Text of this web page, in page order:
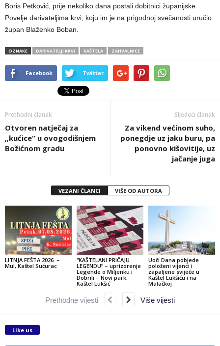
Boris Petković, prije nekoliko dana postali dobitnici županijske
Povelje darivateljima krvi, koju im je na prigodnoj svečanosti uručio
župan Blaženko Boban.
OZNAKE DARIVATELJI KRVI KAŠTELA ZAHVALNICE
Facebook Twitter
Prethodni članak
Otvoren natječaj za
„kućice“ u ovogodišnjem
Božićnom gradu
Sljedeći članak
Za vikend većinom suho,
ponegdje uz jaku buru, pa
ponovno kišovitije, uz
jačanje juga
VEZANI ČLANCI VIŠE OD AUTORA
LITNJA FEŠTA 2026. –
Mul, Kaštel Sućurac
“KAŠTELANI PRIČAJU
LEGENDU” – uprizorenje
Legende o Miljenku i
Dobrili – Novi park,
Kaštel Lukšić
Uoči Dana pobjede
položeni vijenci i
zapaljene svijeće u
Kaštel Lukšiću i na
Malačkoj
Prethodne vijesti Više vijesti
Like us